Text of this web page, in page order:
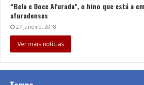
“Bela e Doce Afurada”, o hino que está a
afuradenses
27 Janeiro, 2018
Ver mais notícias